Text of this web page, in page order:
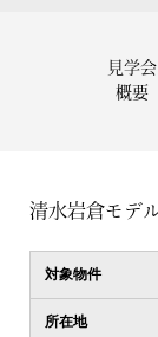
見学会
概要
清水岩倉モデ
対象物件
所在地